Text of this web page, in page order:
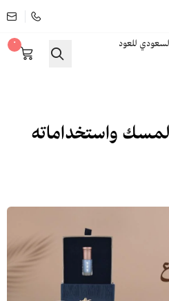
للعود
٠
واستخداماته